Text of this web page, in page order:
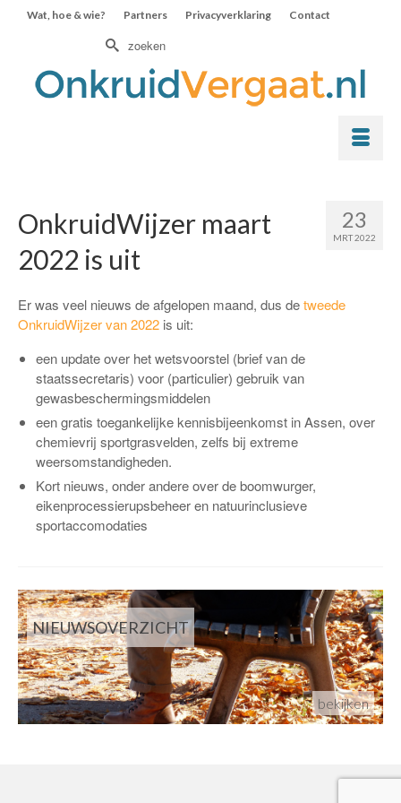
Wat, hoe & wie? Partners Privacyverklaring Contact
Zoek
23
MRT 2022
OnkruidWijzer maart
2022 is uit
Er was veel nieuws de afgelopen maand, dus detweede
OnkruidWijzer van 2022 is uit:
een update over het wetsvoorstel (brief van de
staatssecretaris) voor (particulier) gebruik van
gewasbeschermingsmiddelen
een gratis toegankelijke kennisbijeenkomst in Assen, over
chemievrij sportgrasvelden, zelfs bij extreme
weersomstandigheden.
Kort nieuws, onder andere over de boomwurger,
eikenprocessierupsbeheer en natuurinclusieve
sportaccomodaties
NIEUWSOVERZICHT
bekijken